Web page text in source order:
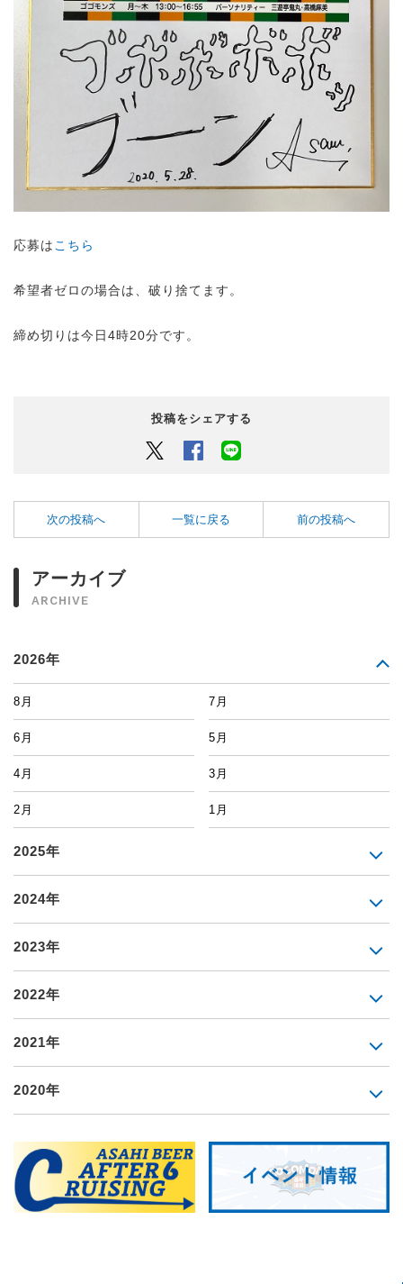
応募は こちら
希望者ゼロの場合は、破り捨てます。
締め切りは今日4時20分です。
投稿をシェアする
Twitter Facebook
次の投稿へ 一覧に戻る 前の投稿へ
アーカイブ
ARCHIVE
2026年
8月 7月
6月 5月
4月 3月
2月 1月
2025年
2024年
2023年
2022年
2021年
2020年